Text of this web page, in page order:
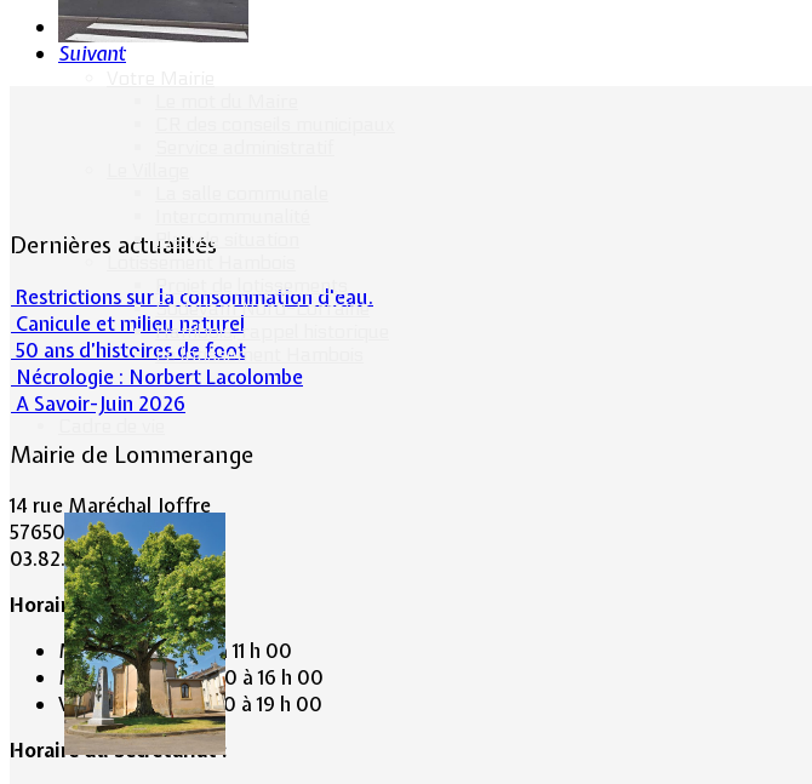
Plan de situation
Projet de lotissements
Sodevam Nord-Lorraine
Hambois, rappel historique
Le lotissement Hambois
Précédent
Suivant
Dernières actualités
Restrictions sur la consommation d'eau.
Canicule et milieu naturel
50 ans d’histoires de foot
Nécrologie : Norbert Lacolombe
A Savoir-Juin 2026
Mairie de Lommerange
14 rue Maréchal Joffre
57650 LOMMERANGE
03.82.84.81.48
Horaire de la Mairie:
Mardi de 10 h 00 à 11 h 00
Mercredi de 14 h 00 à 16 h 00
Vendredi de 17 h 00 à 19 h 00
Horaire du Secrétariat :